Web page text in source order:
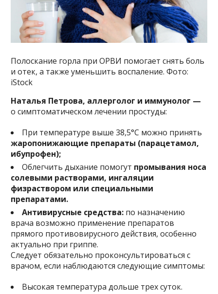
Полоскание горла при ОРВИ помогает снять боль
и отек, а также уменьшить воспаление. Фото:
iStock
Наталья Петрова, аллерголог и иммунолог —
о симптоматическом лечении простуды:
При температуре выше 38,5°C можно принять
жаропонижающие препараты (парацетамол,
ибупрофен);
Облегчить дыхание помогут промывания носа
солевыми растворами, ингаляции
физраствором или специальными
препаратами.
Антивирусные средства: по назначению
врача возможно применение препаратов
прямого противовирусного действия, особенно
актуально при гриппе.
Следует обязательно проконсультироваться с
врачом, если наблюдаются следующие симптомы:
Высокая температура дольше трех суток.